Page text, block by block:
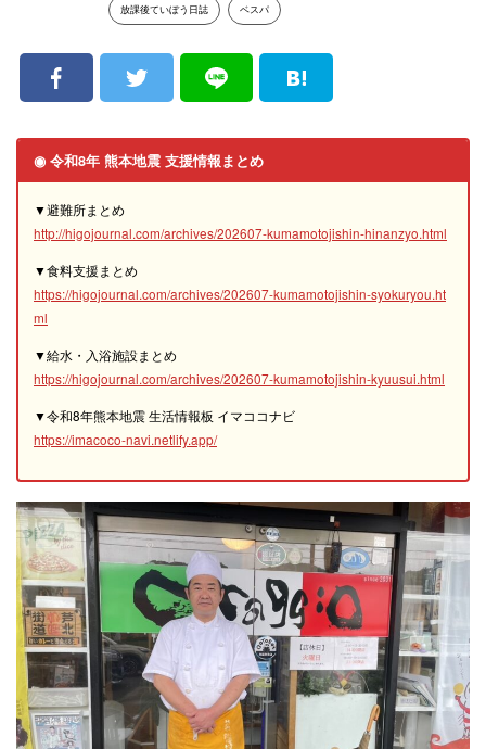
放課後ていぼう日誌 ベスパ
◉ 令和8年 熊本地震 支援情報まとめ
▼避難所まとめ
http://higojournal.com/archives/202607-kumamotojishin-hinanzyo.html
▼食料支援まとめ
https://higojournal.com/archives/202607-kumamotojishin-syokuryou.ht
ml
▼給水・入浴施設まとめ
https://higojournal.com/archives/202607-kumamotojishin-kyuusui.html
▼令和8年熊本地震 生活情報板 イマココナビ
https://imacoco-navi.netlify.app/